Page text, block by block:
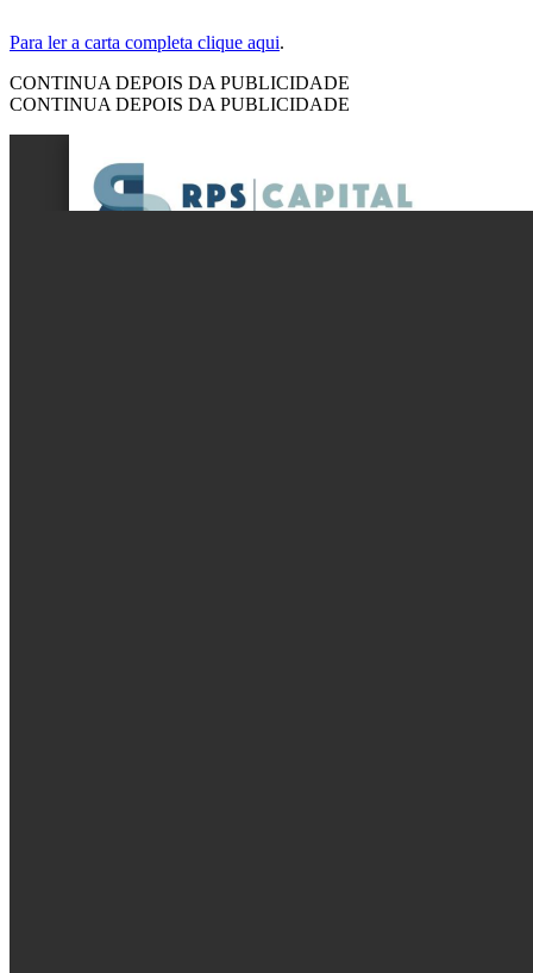
Para ler a carta completa clique aqui.
CONTINUA DEPOIS DA PUBLICIDADE
CONTINUA DEPOIS DA PUBLICIDADE